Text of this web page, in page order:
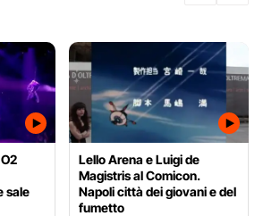
sale
Lello Arena e Luigi de
Magistris al Comicon.
Napoli città dei giovani e del
fumetto